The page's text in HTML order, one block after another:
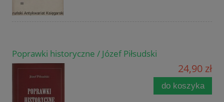
Poprawki historyczne / Józef Piłsudski
24,90 zł
do koszyka